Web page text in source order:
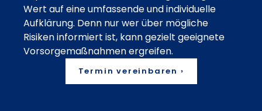
Wert auf eine umfassende und individuelle
Aufklärung. Denn nur wer über mögliche
Risiken informiert ist, kann gezielt geeignete
Vorsorgemaßnahmen ergreifen.
Termin vereinbaren ›